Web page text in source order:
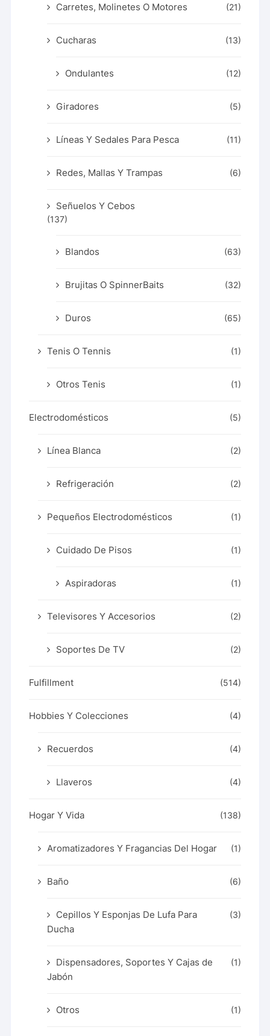
Carretes, Molinetes O Motores (21)
Cucharas (13)
Ondulantes (12)
Giradores (5)
Líneas Y Sedales Para Pesca (11)
Redes, Mallas Y Trampas (6)
Señuelos Y Cebos
(137)
Blandos (63)
Brujitas O SpinnerBaits (32)
Duros (65)
Tenis O Tennis (1)
Otros Tenis (1)
Electrodomésticos (5)
Línea Blanca (2)
Refrigeración (2)
Pequeños Electrodomésticos (1)
Cuidado De Pisos (1)
Aspiradoras (1)
Televisores Y Accesorios (2)
Soportes De TV (2)
Fulfillment (514)
Hobbies Y Colecciones (4)
Recuerdos (4)
Llaveros (4)
Hogar Y Vida (138)
Aromatizadores Y Fragancias Del Hogar (1)
Baño (6)
Cepillos Y Esponjas De Lufa Para
Ducha
(3)
Dispensadores, Soportes Y Cajas de
Jabón
(1)
Otros (1)